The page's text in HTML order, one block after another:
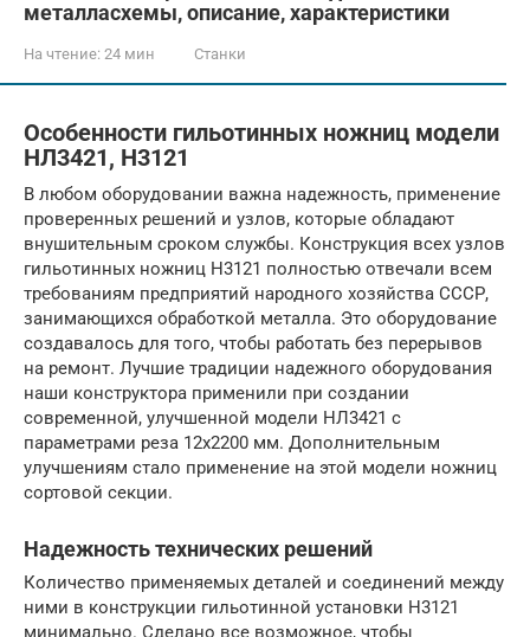
металласхемы, описание, характеристики
На чтение: 24 мин Станки
Особенности гильотинных ножниц модели
НЛ3421, Н3121
В любом оборудовании важна надежность, применение
проверенных решений и узлов, которые обладают
внушительным сроком службы. Конструкция всех узлов
гильотинных ножниц Н3121 полностью отвечали всем
требованиям предприятий народного хозяйства СССР,
занимающихся обработкой металла. Это оборудование
создавалось для того, чтобы работать без перерывов
на ремонт. Лучшие традиции надежного оборудования
наши конструктора применили при создании
современной, улучшенной модели НЛ3421 с
параметрами реза 12х2200 мм. Дополнительным
улучшениям стало применение на этой модели ножниц
сортовой секции.
Надежность технических решений
Количество применяемых деталей и соединений между
ними в конструкции гильотинной установки Н3121
минимально. Сделано все возможное, чтобы